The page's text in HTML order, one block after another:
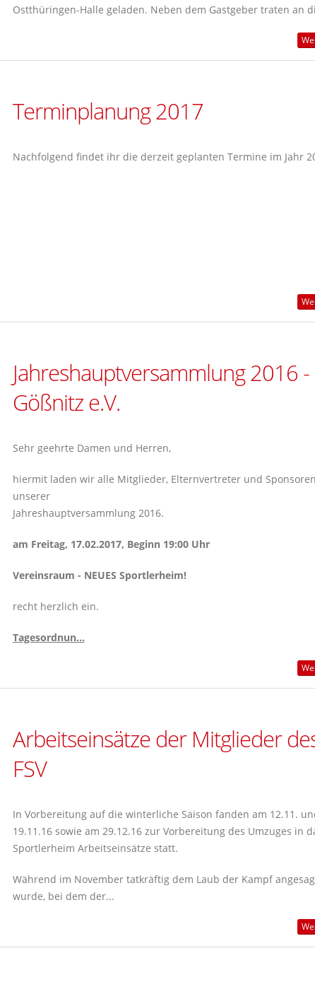
Ostthüringen-Halle geladen. Neben dem Gastgeber traten an
Terminplanung 2017
Nachfolgend findet ihr die derzeit geplanten Termine im Jahr
Jahreshauptversammlung 2016 -
Gößnitz e.V.
Sehr geehrte Damen und Herren,
hiermit laden wir alle Mitglieder, Elternvertreter und
unserer
Jahreshauptversammlung 2016.
am Freitag, 17.02.2017, Beginn 19:00 Uhr
Vereinsraum - NEUES Sportlerheim!
recht herzlich ein.
Tagesordnun...
Arbeitseinsätze der Mitglieder
FSV
In Vorbereitung auf die winterliche Saison fanden am 12.11.
19.11.16 sowie am 29.12.16 zur Vorbereitung des Umzuges in
Sportlerheim Arbeitseinsätze statt.
Während im November tatkräftig dem Laub der Kampf
wurde, bei dem der...